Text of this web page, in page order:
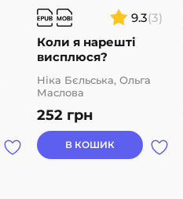
9.3(3)
Коли я нарешті
висплюся?
252 грн
Ніка Бєльська, Ольга
Маслова
В КОШИК